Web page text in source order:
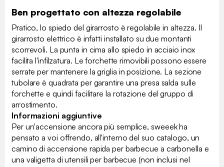
Ben progettato con altezza regolabile
Pratico, lo spiedo del girarrosto è regolabile in altezza. Il
girarrosto elettrico è infatti installato su due montanti
scorrevoli. La punta in cima allo spiedo in acciaio inox
facilita l'infilzatura. Le forchette rimovibili possono essere
serrate per mantenere la griglia in posizione. La sezione
tubolare è quadrata per garantire una presa salda sulle
forchette e quindi facilitare la rotazione del gruppo di
arrostimento.
Informazioni aggiuntive
Per un'accensione ancora più semplice, sweeek ha
pensato a voi offrendo, all'interno del suo catalogo, un
camino di accensione rapida per barbecue a carbonella e
una valigetta di utensili per barbecue (non inclusi nel